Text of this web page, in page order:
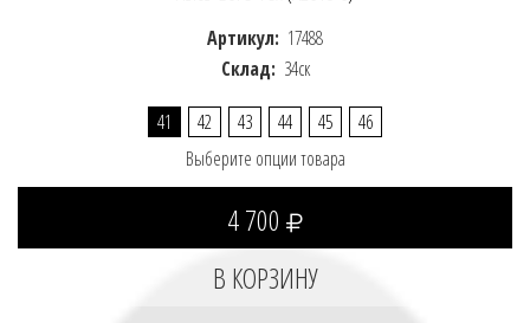
Артикул: 17488
Склад: 34ск
41 42 43 44 45
46
Выберите опции товара
4 700